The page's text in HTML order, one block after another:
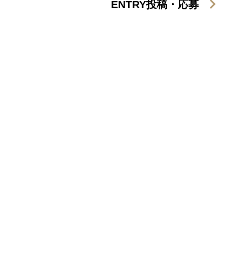
ENTRY投稿・応募